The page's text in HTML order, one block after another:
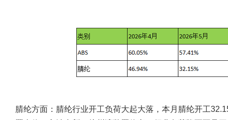
腈纶方面：腈纶行业开工负荷大起大落，本月腈纶开工